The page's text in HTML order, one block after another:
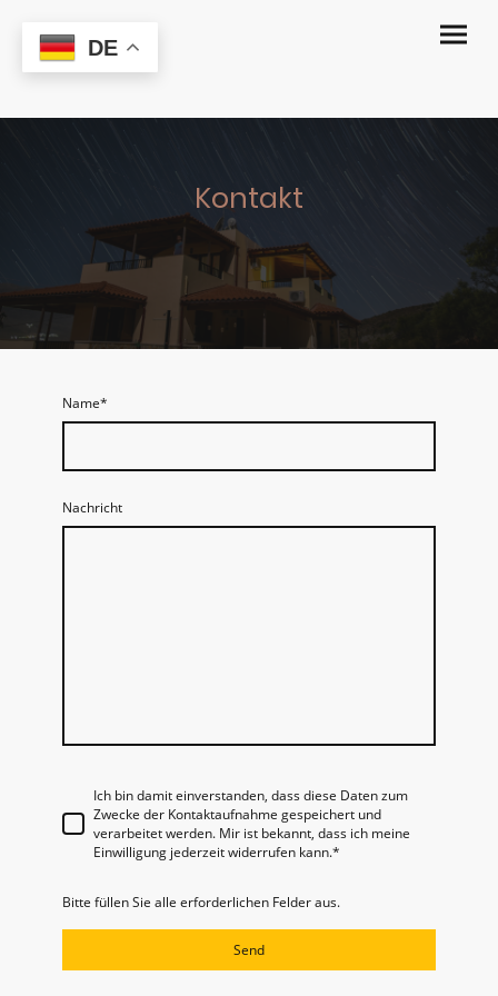
Edelsteinvilla
Kontakt
Name*
Nachricht
Ich bin damit einverstanden, dass diese Daten zum
Zwecke der Kontaktaufnahme gespeichert und
verarbeitet werden. Mir ist bekannt, dass ich meine
Einwilligung jederzeit widerrufen kann.*
Bitte füllen Sie alle erforderlichen Felder aus.
Send
DE